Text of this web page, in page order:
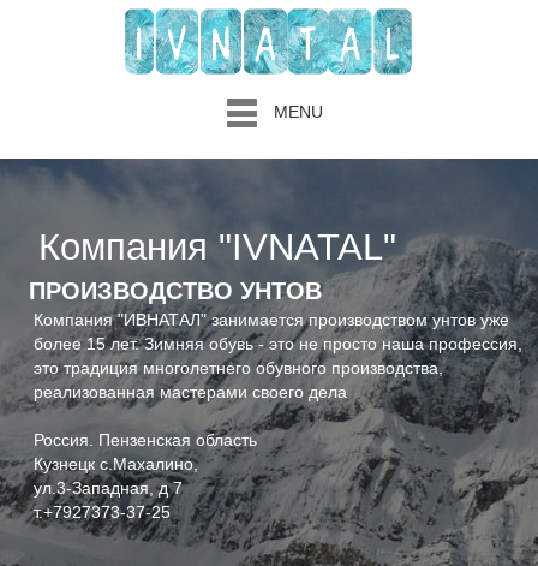
MENU
Компания "IVNATAL"
ПРОИЗВОДСТВО УНТОВ
Компания "ИВНАТАЛ" занимается производством унтов уже
более 15 лет. Зимняя обувь - это не просто наша профессия,
это традиция многолетнего обувного производства,
реализованная мастерами своего дела
Россия. Пензенская область
Кузнецк с.Махалино,
ул.3-Западная, д 7
т.+7927373-37-25